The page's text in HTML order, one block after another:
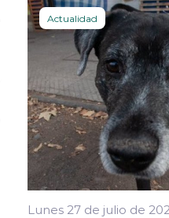
Actualidad
Lunes 27 de julio de